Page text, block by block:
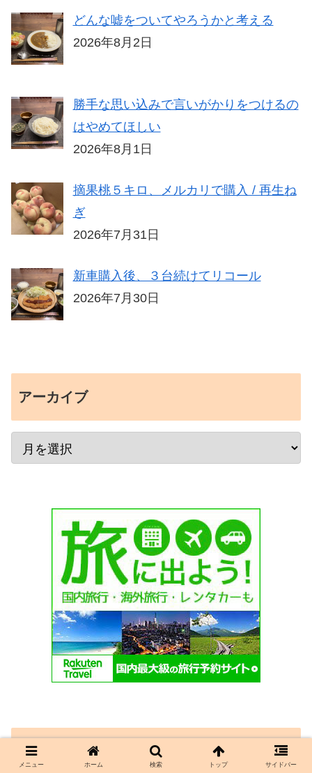
どんな嘘をついてやろうかと考える
2026年8月2日
勝手な思い込みで言いがかりをつけるの
はやめてほしい
2026年8月1日
摘果桃５キロ、メルカリで購入 / 再生ね
ぎ
2026年7月31日
新車購入後、３台続けてリコール
2026年7月30日
アーカイブ
検索
メニュー ホーム 検索 トップ サイドバー